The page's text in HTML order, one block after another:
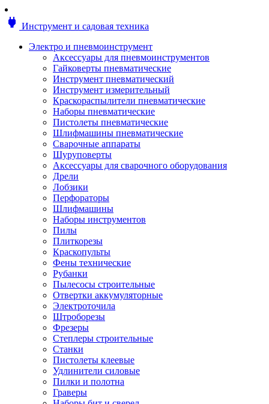
Аксессуары для садовых инструментов
Инструмент ручной
Лопаты
Садово-посадочные инструменты
Садовые ножницы
Садовые пилы и ножи
Секаторы и сучкорезы
Топоры
Баллоны газовые
Мангалы и коптильни
Мебель для сада
Ножницы по металлу
Тележки садовые
Автомобильная техника
Автозвук
Автомагнитолы
Колонки
Усилители
Модуляторы fm
Аксессуары
Электроника
Видеорегистраторы
Радар-детекторы
Парковочные радары
Навигаторы и аксессуары
Навигаторы
Камеры заднего вида
Автомобильные антенны
Сигнализации автомобильные
power Инструмент и садовая техника
Электро и пневмоинструмент
Аксессуары для пневмоинструментов
Гайковерты пневматические
Инструмент пневматический
Инструмент измерительный
Краскораспылители пневматические
Наборы пневматические
Пистолеты пневматические
Шлифмашины пневматические
Сварочные аппараты
Шуруповерты
Аксессуары для сварочного оборудования
Дрели
Лобзики
Перфораторы
Шлифмашины
Наборы инструментов
Пилы
Плиткорезы
Краскопульты
Фены технические
Рубанки
Пылесосы строительные
Отвертки аккумуляторные
Электроточила
Штроборезы
Фрезеры
Степлеры строительные
Станки
Пистолеты клеевые
Удлинители силовые
Пилки и полотна
Граверы